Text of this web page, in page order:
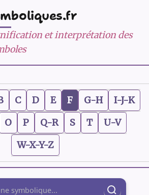
et interprétation des
C D E F G-H
I-J-K
O P Q-R S T
U-V
W-X-Y-Z